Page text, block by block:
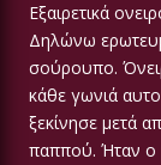
Εξαιρετικά
Δηλώνω
σούρουπο.
κάθε γωνιά
ξεκίνησε μετά
παππού. Ήταν ο